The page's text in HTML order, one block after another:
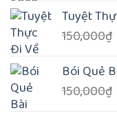
Tuyệt
150,000₫
Bói Quẻ
150,000₫